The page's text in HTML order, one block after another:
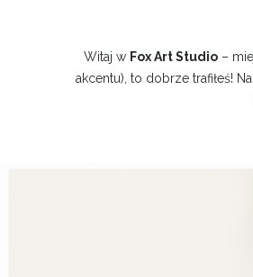
Witaj w Fox Art Studio –
akcentu), to dobrze trafiłeś!